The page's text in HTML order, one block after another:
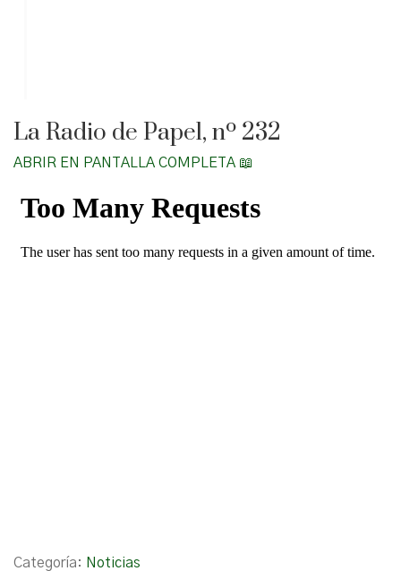
La Radio de Papel, nº 232
ABRIR EN PANTALLA COMPLETA 📖
Categoría: Noticias